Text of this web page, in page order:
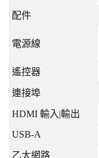
配件
電源線
遙控器
連接埠
HDMI 輸入 |輸出
USB-A
乙太網路